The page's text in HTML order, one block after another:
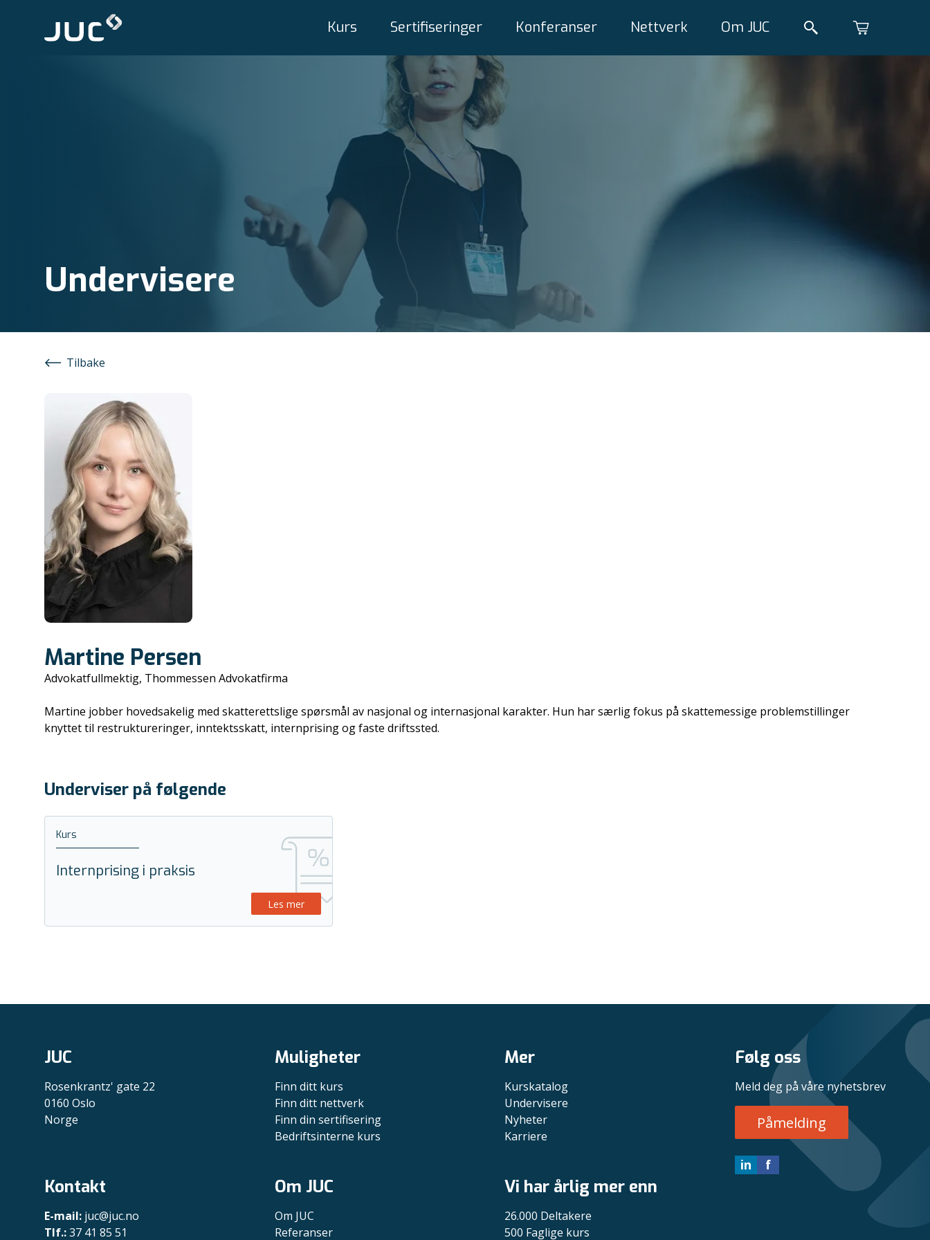
Kurs Sertifiseringer Konferanser Nettverk Om JUC
Undervisere
Tilbake
Martine Persen
Advokatfullmektig, Thommessen Advokatfirma
Martine jobber hovedsakelig med skatterettslige spørsmål av nasjonal og internasjonal karakter. Hun har særlig fokus på skattemessige problemstillinger
knyttet til restruktureringer, inntektsskatt, internprising og faste driftssted.
Underviser på følgende
Kurs
Internprising i praksis
Les mer
JUC
Rosenkrantz' gate 22
0160 Oslo
Norge
Muligheter
Finn ditt kurs
Finn ditt nettverk
Finn din sertifisering
Bedriftsinterne kurs
Mer
Kurskatalog
Undervisere
Nyheter
Karriere
Kontakt
E-mail: juc@juc.no
Tlf.:37 41 85 51
Om JUC
Om JUC
Referanser
Vi har årlig mer enn
26.000 Deltakere
500 Faglige kurs
Følg oss
Meld deg på våre nyhetsbrev
Påmelding
in f